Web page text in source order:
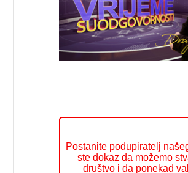
Postanite podupiratelj
ste dokaz da možemo
društvo i da ponekad